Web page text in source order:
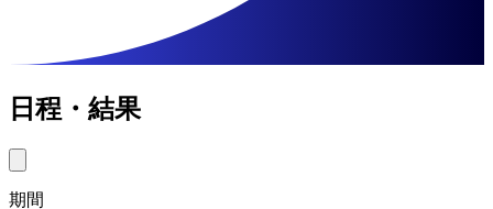
日程・結果
期間